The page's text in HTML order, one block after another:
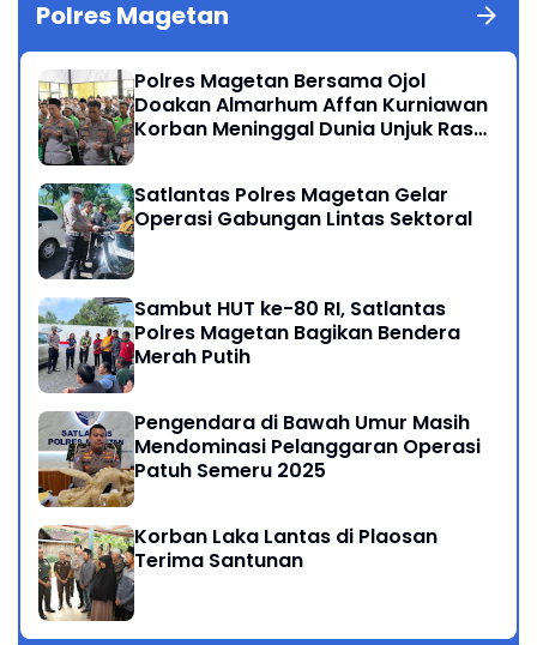
Polres Magetan
Polres Magetan Bersama Ojol
Doakan Almarhum Affan Kurniawan
Korban Meninggal Dunia Unjuk Rasa
Satlantas Polres Magetan Gelar
Operasi Gabungan Lintas Sektoral
Sambut HUT ke-80 RI, Satlantas
Polres Magetan Bagikan Bendera
Merah Putih
Pengendara di Bawah Umur Masih
Mendominasi Pelanggaran Operasi
Patuh Semeru 2025
Korban Laka Lantas di Plaosan
Terima Santunan